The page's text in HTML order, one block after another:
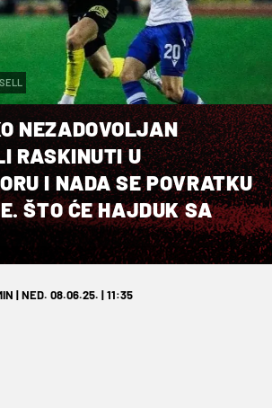
NEZADOVOLJAN
RASKINUTI U
I NADA SE POVRATKU
ŠTO ĆE HAJDUK SA
| NED. 08.06.25. | 11:35